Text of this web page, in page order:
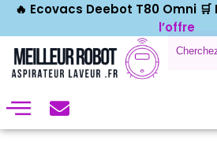
🔥 Ecovacs Deebot T80 Omni 🛒
l’offre